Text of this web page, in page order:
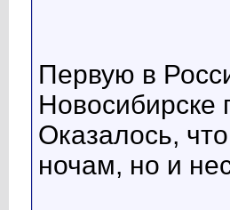
Первую в
Новосибирске
Оказалось,
ночам, но и